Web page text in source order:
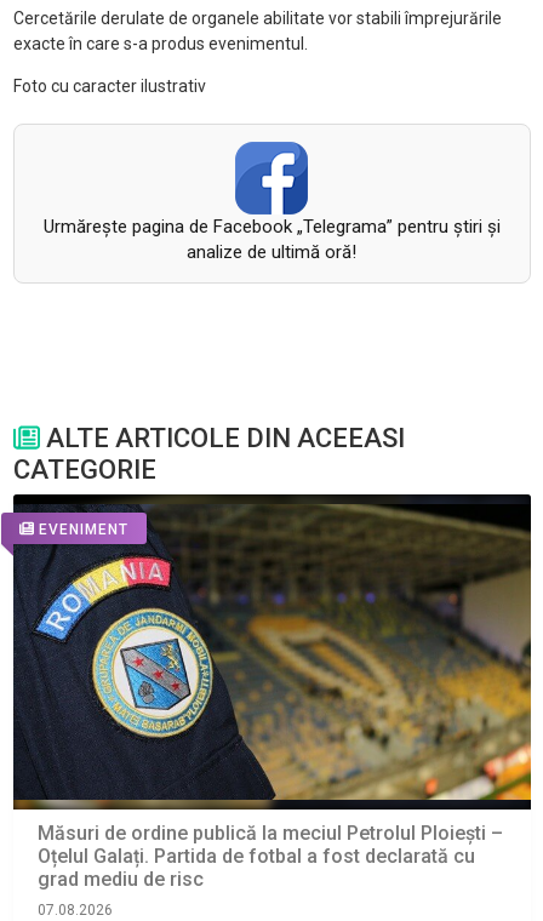
Cercetările derulate de organele abilitate vor stabili împrejurările
exacte în care s-a produs evenimentul.
Foto cu caracter ilustrativ
Urmăreşte pagina de Facebook „Telegrama” pentru ştiri şi
analize de ultimă oră!
ALTE ARTICOLE DIN ACEEASI
CATEGORIE
EVENIMENT
Măsuri de ordine publică la meciul Petrolul Ploiești –
Oțelul Galați. Partida de fotbal a fost declarată cu
grad mediu de risc
07.08.2026